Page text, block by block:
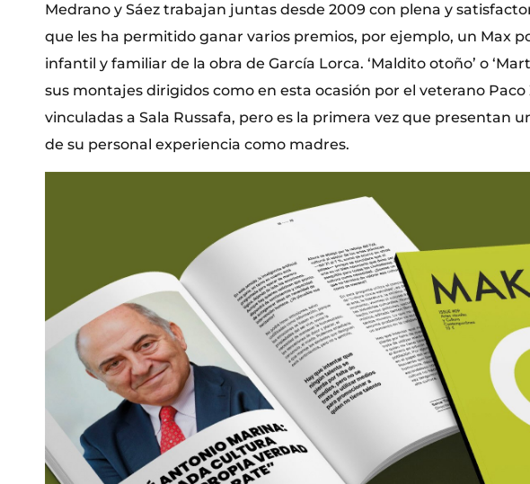
Medrano y Sáez trabajan juntas desde 2009 con plena y
que les ha permitido ganar varios premios, por ejemplo, un Max
infantil y familiar de la obra de García Lorca. ‘Maldito otoño’ o
sus montajes dirigidos como en esta ocasión por el veterano Paco
vinculadas a Sala Russafa, pero es la primera vez que presentan
de su personal experiencia como madres.